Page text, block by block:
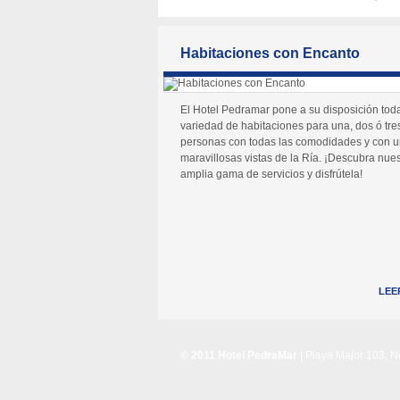
Habitaciones con Encanto
El Hotel Pedramar pone a su disposición
variedad de habitaciones para una, dos ó
personas con todas las comodidades y con
maravillosas vistas de la Ría. ¡Descubra
amplia gama de servicios y disfrútela!